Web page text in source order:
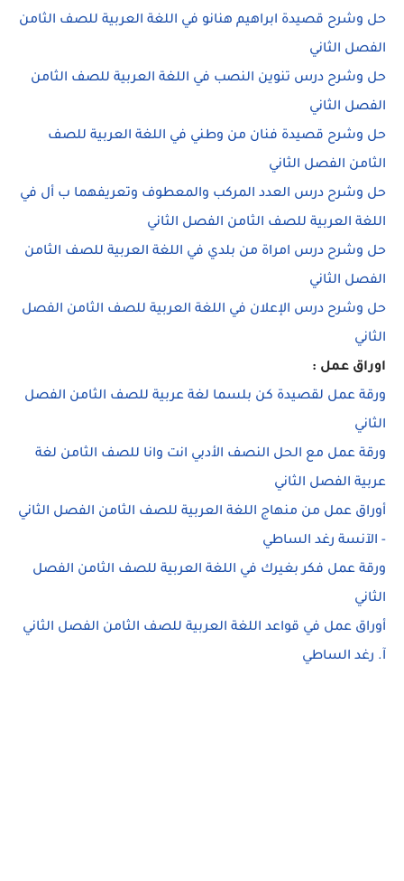
حل وشرح قصيدة ابراهيم هنانو في اللغة العربية للصف الثامن
الفصل الثاني
حل وشرح درس تنوين النصب في اللغة العربية للصف الثامن
الفصل الثاني
حل وشرح قصيدة فنان من وطني في اللغة العربية للصف
الثامن الفصل الثاني
حل وشرح درس العدد المركب والمعطوف وتعريفهما ب أل في
اللغة العربية للصف الثامن الفصل الثاني
حل وشرح درس امراة من بلدي في اللغة العربية للصف الثامن
الفصل الثاني
حل وشرح درس الإعلان في اللغة العربية للصف الثامن الفصل
الثاني
اوراق عمل :
ورقة عمل لقصيدة كن بلسما لغة عربية للصف الثامن الفصل
الثاني
ورقة عمل مع الحل النصف الأدبي انت وانا للصف الثامن لغة
عربية الفصل الثاني
أوراق عمل من منهاج اللغة العربية للصف الثامن الفصل الثاني
- الآنسة رغد الساطي
ورقة عمل فكر بغيرك في اللغة العربية للصف الثامن الفصل
الثاني
أوراق عمل في قواعد اللغة العربية للصف الثامن الفصل الثاني
آ. رغد الساطي